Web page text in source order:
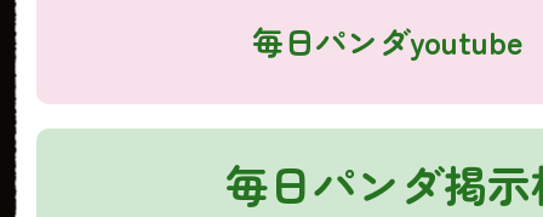
毎日パンダyoutube
毎日パンダ掲